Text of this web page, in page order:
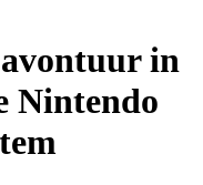
in
Nintendo